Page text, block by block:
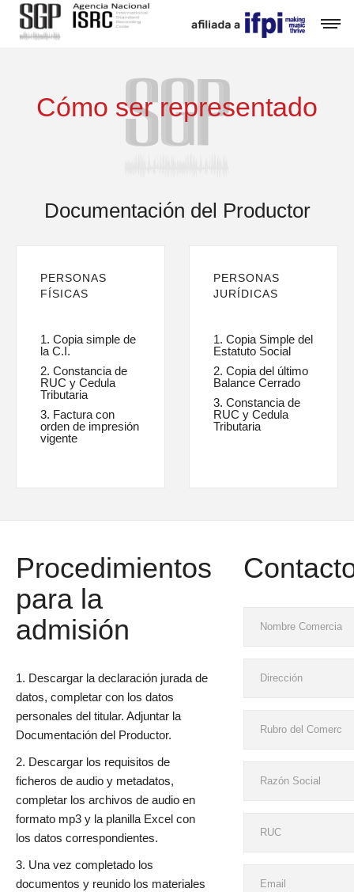
Cómo ser representado
Documentación del Productor
PERSONAS
FÍSICAS
1. Copia simple de
la C.I.
2. Constancia de
RUC y Cedula
Tributaria
3. Factura con
orden de impresión
vigente
PERSONAS
JURÍDICAS
1. Copia Simple del
Estatuto Social
2. Copia del último
Balance Cerrado
3. Constancia de
RUC y Cedula
Tributaria
Procedimientos
para la
admisión
1. Descargar la declaración jurada de
datos, completar con los datos
personales del titular. Adjuntar la
Documentación del Productor.
2. Descargar los requisitos de
ficheros de audio y metadatos,
completar los archivos de audio en
formato mp3 y la planilla Excel con
los datos correspondientes.
3. Una vez completado los
documentos y reunido los materiales